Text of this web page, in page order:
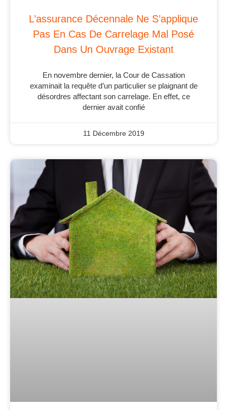
L’assurance Décennale Ne S’applique
Pas En Cas De Carrelage Mal Posé
Dans Un Ouvrage Existant
En novembre dernier, la Cour de Cassation
examinait la requête d’un particulier se plaignant de
désordres affectant son carrelage. En effet, ce
dernier avait confié
11 Décembre 2019